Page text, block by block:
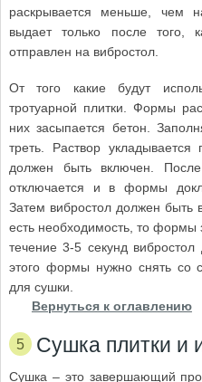
раскрывается меньше, чем
выдает только после
отправлен на вибростол.
От того какие будут
тротуарной плитки. Формы
них засыпается бетон.
треть. Раствор
должен быть включен.
отключается и в формы
Затем вибростол должен быть
есть необходимость, то
течение 3-5 секунд
этого формы нужно снять со
для сушки.
Вернуться к оглавлению
Сушка плитки и
Сушка – это завершающий